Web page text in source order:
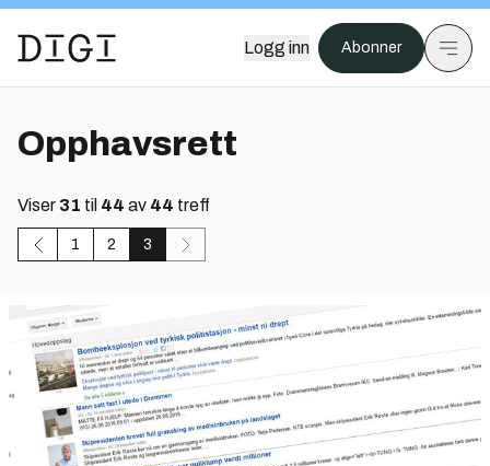
Logg inn Abonner
Opphavsrett
Viser 31 til 44 av 44 treff
1 2 3